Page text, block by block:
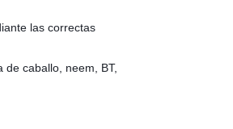
las correctas
caballo, neem, BT,